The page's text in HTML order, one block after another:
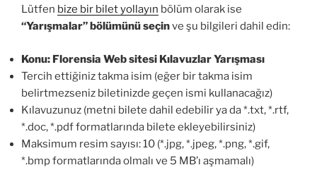
Lütfen bize bir bilet yollayın bölüm olarak ise
“Yarışmalar” bölümünü seçinve şu bilgileri dahil edin:
Konu: Florensia Web sitesi Kılavuzlar Yarışması
Tercih ettiğiniz takma isim (eğer bir takma isim
belirtmezseniz biletinizde geçen ismi kullanacağız)
Kılavuzunuz (metni bilete dahil edebilir ya da *.txt, *.rtf,
*.doc, *.pdf formatlarında bilete ekleyebilirsiniz)
Maksimum resim sayısı: 10 (*.jpg, *.jpeg, *.png, *.gif,
*.bmp formatlarında olmalı ve 5 MB’ı aşmamalı)